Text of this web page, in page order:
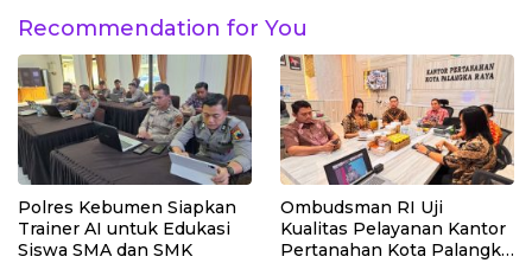
Recommendation for You
Polres Kebumen Siapkan
Trainer AI untuk Edukasi
Siswa SMA dan SMK
Ombudsman RI Uji
Kualitas Pelayanan Kantor
Pertanahan Kota Palangka